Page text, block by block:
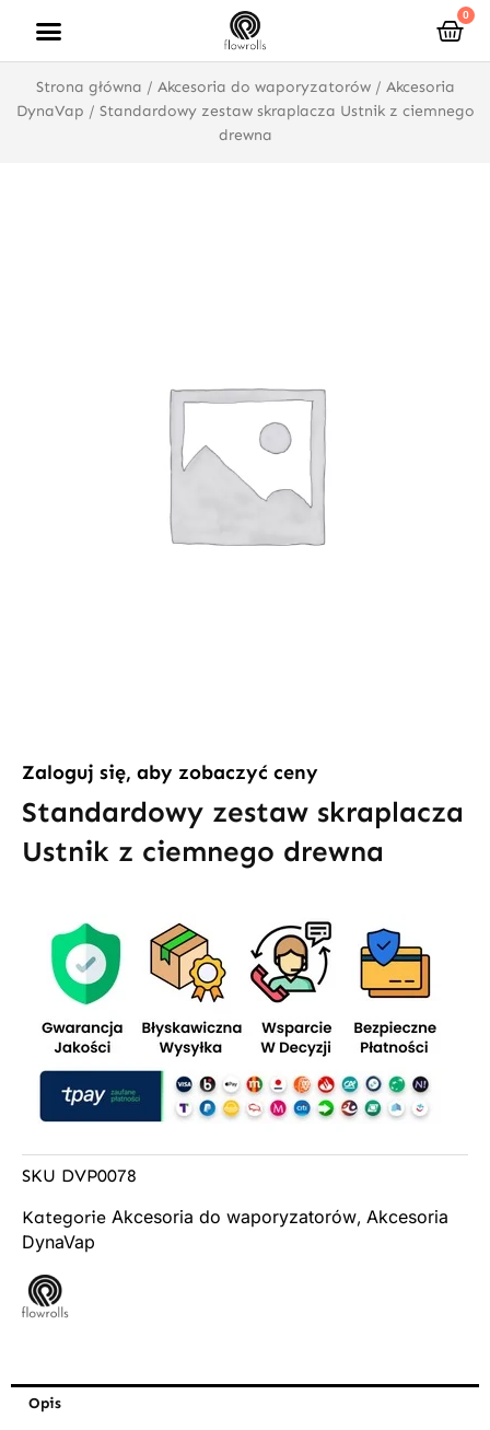
treści
0
Strona główna / Akcesoria do waporyzatorów/ Akcesoria
DynaVap / Standardowy zestaw skraplacza Ustnik z ciemnego
drewna
Zaloguj się, aby zobaczyć ceny
Standardowy zestaw skraplacza
Ustnik z ciemnego drewna
SKU DVP0078
Kategorie Akcesoria do waporyzatorów, Akcesoria
DynaVap
Opis